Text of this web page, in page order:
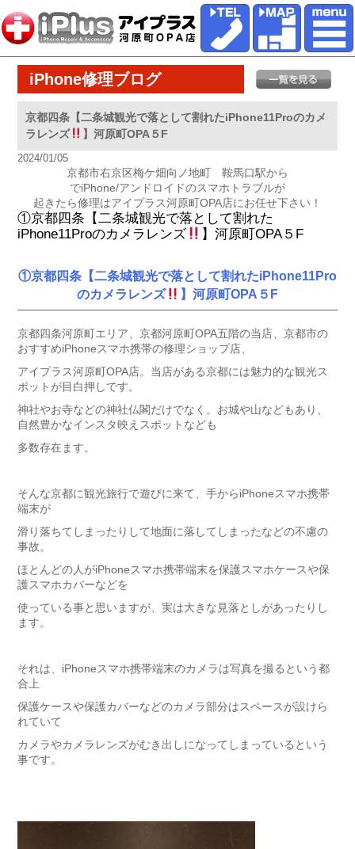
iPhone修理ブログ
京都四条【二条城観光で落として割れたiPhone11Proのカメ
ラレンズ
】河原町OPA５F
2024/01/05
京都市右京区梅ケ畑向ノ地町 鞍馬口駅から
でiPhone/アンドロイドのスマホトラブルが
起きたら修理はアイプラス河原町OPA店にお任せ下さい！
①京都四条【二条城観光で落として割れた
iPhone11Proのカメラレンズ
】河原町OPA５F
①京都四条【二条城観光で落として割れたiPhone11Pro
のカメラレンズ
】河原町OPA５F
京都四条河原町エリア、京都河原町OPA五階の当店、京都市の
おすすめiPhoneスマホ携帯の修理ショップ店、
アイプラス河原町OPA店。当店がある京都には魅力的な観光ス
ポットが目白押しです。
神社やお寺などの神社仏閣だけでなく。お城や山などもあり、
自然豊かなインスタ映えスポットなども
多数存在ます。
そんな京都に観光旅行で遊びに来て、手からiPhoneスマホ携帯
端末が
滑り落ちてしまったりして地面に落してしまったなどの不慮の
事故。
ほとんどの人がiPhoneスマホ携帯端末を保護スマホケースや保
護スマホカバーなどを
使っている事と思いますが、実は大きな見落としがあったりし
ます。
それは、iPhoneスマホ携帯端末のカメラは写真を撮るという都
合上
保護ケースや保護カバーなどのカメラ部分はスペースが設けら
れていて
カメラやカメラレンズがむき出しになってしまっているという
事です。